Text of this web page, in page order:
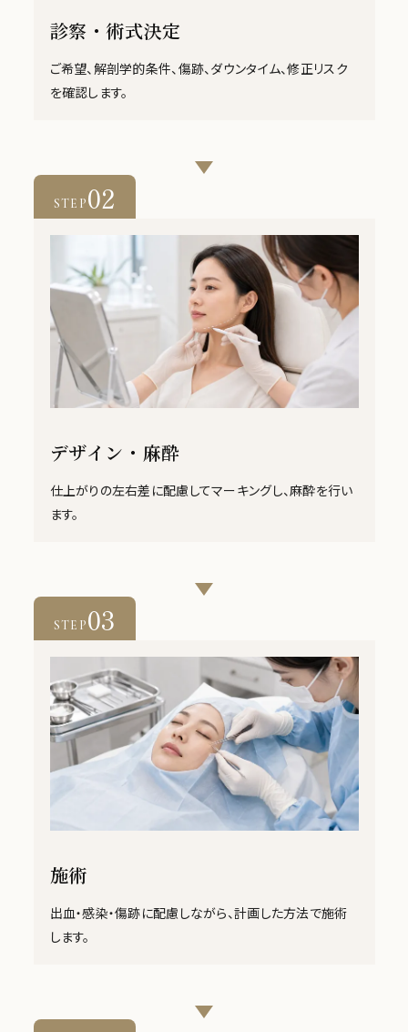
診察・術式決定
ご希望、解剖学的条件、傷跡、ダウンタイム、修正リスク
を確認します。
STEP02
デザイン・麻酔
仕上がりの左右差に配慮してマーキングし、麻酔を行い
ます。
STEP03
施術
出血・感染・傷跡に配慮しながら、計画した方法で施術
します。